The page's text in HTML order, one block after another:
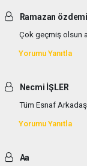
Ramazan
Çok geçmiş olsun
Yorumu Yanıtla
Necmi İŞLER
Tüm Esnaf
Yorumu Yanıtla
Aa